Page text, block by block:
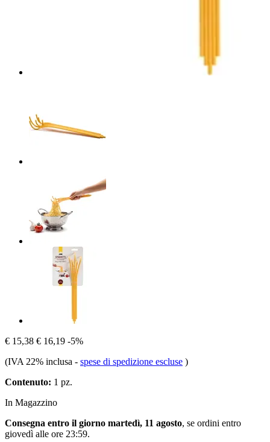
€ 15,38 € 16,19 -5%
(IVA 22% inclusa - spese di spedizione escluse )
Contenuto: 1 pz.
In Magazzino
Consegna entro il giorno martedì, 11 agosto, se ordini entro
giovedì alle ore 23:59.